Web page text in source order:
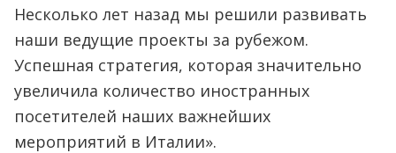
Несколько лет назад мы решили развивать
наши ведущие проекты за рубежом.
Успешная стратегия, которая значительно
увеличила количество иностранных
посетителей наших важнейших
мероприятий в Италии».